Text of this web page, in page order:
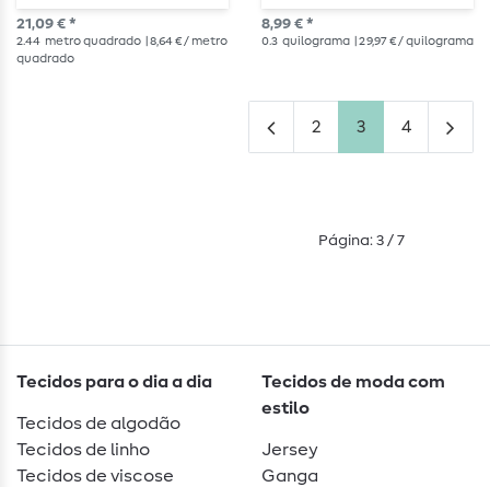
algodão 80/20 ao metro
21,09 € *
2.44 metro quadrado
| 8,64 € / metro
quadrado
300g
8,99 € *
0.3 quilograma | 29,97 € / quilograma
2 3 4
Página: 3 / 7
Tecidos para o dia a dia
Tecidos de algodão
Tecidos de linho
Tecidos de viscose
Tecidos de moda com
estilo
Jersey
Ganga